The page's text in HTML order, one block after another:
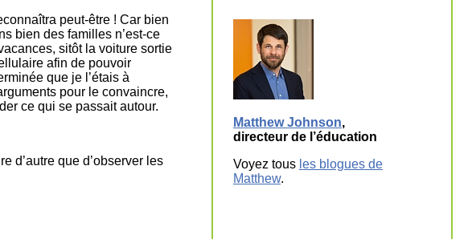
peut-être ! Car bien
bien des familles n’est-ce
sitôt la voiture sortie
afin de pouvoir
que je l’étais à
pour le convaincre,
ce qui se passait autour.
d’autre que d’observer les
Matthew Johnson,
directeur de l’éducation
Voyez tous les blogues de
Matthew.